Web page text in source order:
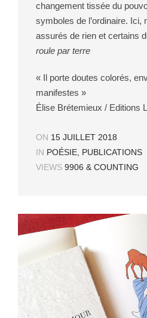
changement tissée du
symboles de l’ordinaire. Ici,
assurés de rien et certains
roule par terre
« Il porte doutes colorés,
manifestes »
Élise Brétemieux / Editions
ON 15 JUILLET 2018
IN POÉSIE PUBLICATIONS
VIEWS 9906 & COUNTING